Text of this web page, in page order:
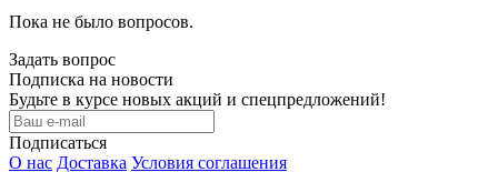
Пока не было вопросов.
Задать вопрос
Подписка на новости
Будьте в курсе новых акций и спецпредложений!
Подписаться
О нас Доставка Условия соглашения